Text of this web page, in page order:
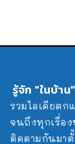
รู้จัก "ในบ้าน"
รวมไอเดียตก
จนถึงทุกเรื่อ
ติดตามกันมาตั้